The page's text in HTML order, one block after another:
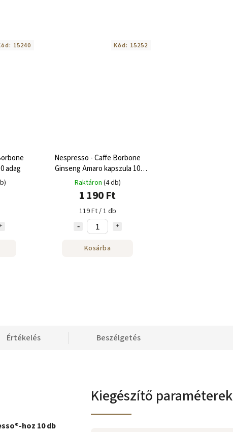
adag
15240
Nespresso - Caffe Borbone
Ginseng Amaro kapszula 10
adag
Raktáron (4 db)
1 190 Ft
119 Ft / 1 db
Kosárba
Kód: 15252
Értékelés Beszélgetés
hoz 10 db
Kiegészítő paraméterek